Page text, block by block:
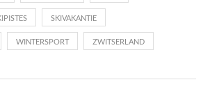
SKIVAKANTIE
WINTERSPORT ZWITSERLAND